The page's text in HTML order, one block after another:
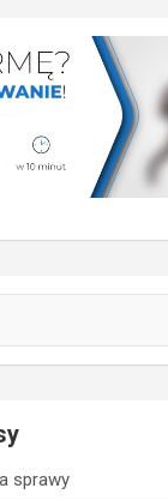
sprawy